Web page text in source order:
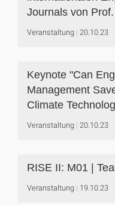
Journals von
Veranstaltung 20.10.23
Keynote "Can
Management
Climate
Veranstaltung 20.10.23
RISE II: M01 |
Veranstaltung 19.10.23